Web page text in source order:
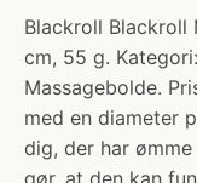
Blackroll Blackroll
cm, 55 g.
Massagebolde.
med en diameter
dig, der har
gør, at den kan